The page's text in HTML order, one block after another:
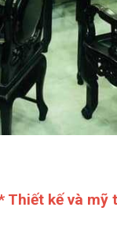
Thiết kế và mỹ